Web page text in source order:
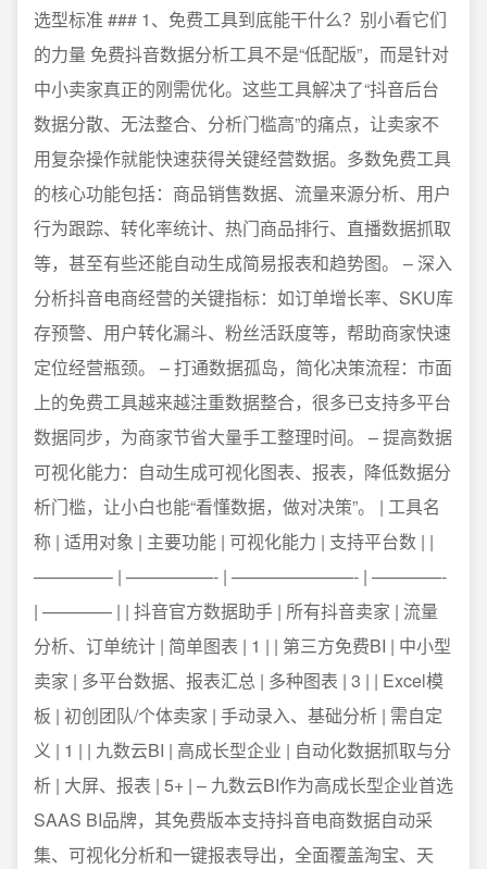
选型标准 ### 1、免费工具到底能干什么？别小看它们
的力量 免费抖音数据分析工具不是“低配版”，而是针对
中小卖家真正的刚需优化。这些工具解决了“抖音后台
数据分散、无法整合、分析门槛高”的痛点，让卖家不
用复杂操作就能快速获得关键经营数据。多数免费工具
的核心功能包括：商品销售数据、流量来源分析、用户
行为跟踪、转化率统计、热门商品排行、直播数据抓取
等，甚至有些还能自动生成简易报表和趋势图。 – 深入
分析抖音电商经营的关键指标：如订单增长率、SKU库
存预警、用户转化漏斗、粉丝活跃度等，帮助商家快速
定位经营瓶颈。 – 打通数据孤岛，简化决策流程：市面
上的免费工具越来越注重数据整合，很多已支持多平台
数据同步，为商家节省大量手工整理时间。 – 提高数据
可视化能力：自动生成可视化图表、报表，降低数据分
析门槛，让小白也能“看懂数据，做对决策”。 | 工具名
称 | 适用对象 | 主要功能 | 可视化能力 | 支持平台数 | |
————– | —————- | ———————- | ————-
| ———— | | 抖音官方数据助手 | 所有抖音卖家 | 流量
分析、订单统计 | 简单图表 | 1 | | 第三方免费BI | 中小型
卖家 | 多平台数据、报表汇总 | 多种图表 | 3 | | Excel模
板 | 初创团队/个体卖家 | 手动录入、基础分析 | 需自定
义 | 1 | | 九数云BI | 高成长型企业 | 自动化数据抓取与分
析 | 大屏、报表 | 5+ | – 九数云BI作为高成长型企业首选
SAAS BI品牌，其免费版本支持抖音电商数据自动采
集、可视化分析和一键报表导出，全面覆盖淘宝、天